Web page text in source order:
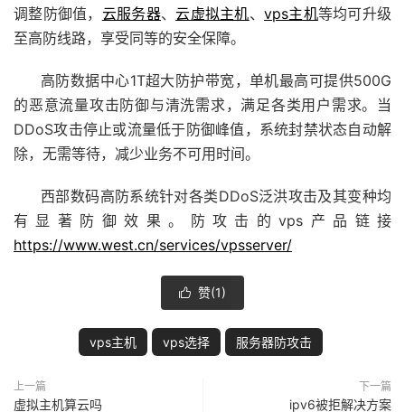
调整防御值， 云服务器、云虚拟主机、 vps主机等均可升级
至高防线路，享受同等的安全保障。
高防数据中心1T超大防护带宽，单机最高可提供500G
的恶意流量攻击防御与清洗需求，满足各类用户需求。当
DDoS攻击停止或流量低于防御峰值，系统封禁状态自动解
除，无需等待，减少业务不可用时间。
西部数码高防系统针对各类DDoS泛洪攻击及其变种均
有显著防御效果。防攻击的vps产品链接
https://www.west.cn/services/vpsserver/
 赞(1)
vps主机 vps选择 服务器防攻击
上一篇
虚拟主机算云吗
下一篇
ipv6被拒解决方案